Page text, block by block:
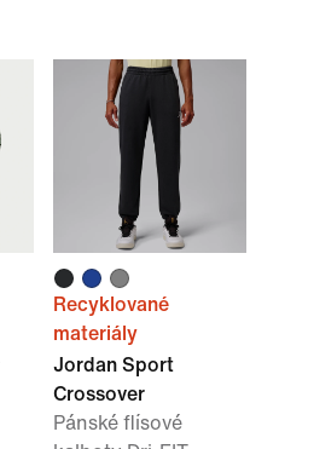
Recyklované
materiály
Jordan Sport
Crossover
Pánské flísové